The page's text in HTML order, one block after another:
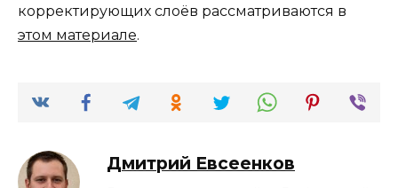
корректирующих слоёв рассматриваются в
этом материале.
Дмитрий Евсеенков